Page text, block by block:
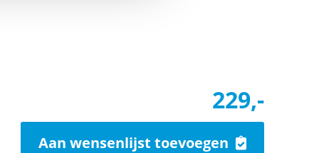
229,-
Aan wensenlijst toevoegen